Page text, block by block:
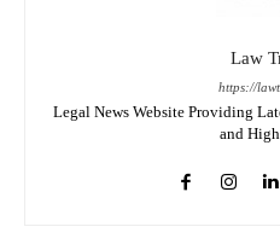
Law
https://
Legal News Website Providing
and